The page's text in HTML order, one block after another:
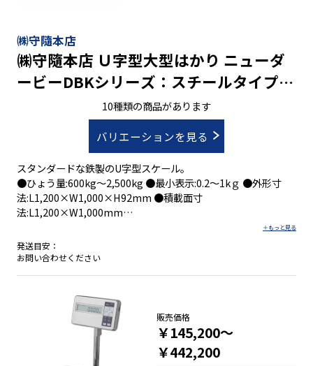
㈱守隨本店
㈱守隨本店 Ｕ字型大型はかり ニューダ
ービーDBKシリーズ：スチールタイプ・
0.2kg～1kg/600kg～2,500kg
10種類の商品があります
バリエーションを見る
スタンダードな鉄製のU字型スケール。
●ひょう量:600kg～2,500kg ●最小表示:0.2～1kｇ ●外形寸
法:L1,200×W1,000×H92mm ●積載面寸
法:L1,200×W1,000mm
●移動がカンタン
発送目安：
お問い合わせください
販売価格
￥145,200～
￥442,200